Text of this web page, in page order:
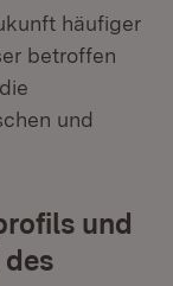
häufiger
betroffen
und
und